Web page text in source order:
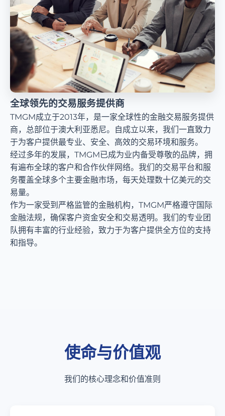
全球领先的交易服务提供商
TMGM成立于2013年，是一家全球性的金融交易服务提供
商，总部位于澳大利亚悉尼。自成立以来，我们一直致力
于为客户提供最专业、安全、高效的交易环境和服务。
经过多年的发展，TMGM已成为业内备受尊敬的品牌，拥
有遍布全球的客户和合作伙伴网络。我们的交易平台和服
务覆盖全球多个主要金融市场，每天处理数十亿美元的交
易量。
作为一家受到严格监管的金融机构，TMGM严格遵守国际
金融法规，确保客户资金安全和交易透明。我们的专业团
队拥有丰富的行业经验，致力于为客户提供全方位的支持
和指导。
使命与价值观
我们的核心理念和价值准则